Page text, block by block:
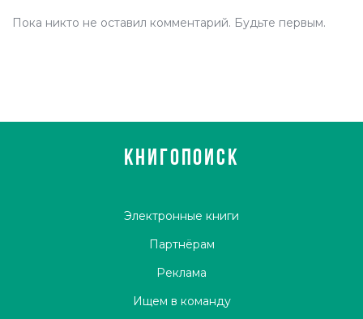
Пока никто не оставил комментарий. Будьте первым.
КНИГОПОИСК
Электронные книги
Партнёрам
Реклама
Ищем в команду